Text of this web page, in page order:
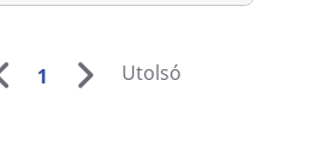
1 Utolsó